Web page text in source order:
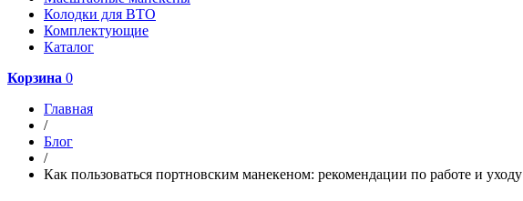
Колодки для ВТО
Комплектующие
Каталог
Корзина 0
Главная
/
Блог
/
Как пользоваться портновским манекеном: рекомендации по работе и уходу